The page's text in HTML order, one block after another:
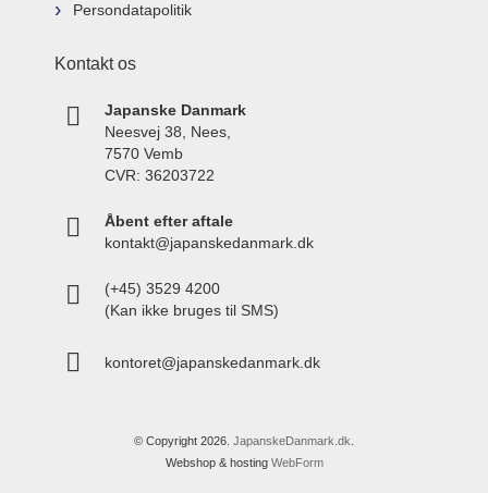
Persondatapolitik
Kontakt os
Japanske Danmark
Neesvej 38, Nees,
7570 Vemb
CVR: 36203722
Åbent efter aftale
kontakt@japanskedanmark.dk
(+45) 3529 4200
(Kan ikke bruges til SMS)
kontoret@japanskedanmark.dk
© Copyright 2026. JapanskeDanmark.dk
Webshop & hosting WebForm